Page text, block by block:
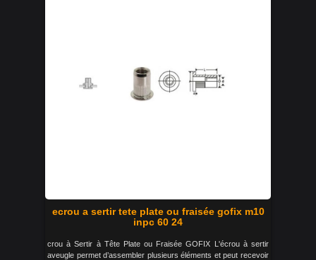
ecrou a sertir tete plate ou fraisée gofix m10
inpc 60 24
crou à Sertir à Tête Plate ou Fraisée GOFIX L'écrou à sertir
aveugle permet d’assembler plusieurs éléments et peut recevoir